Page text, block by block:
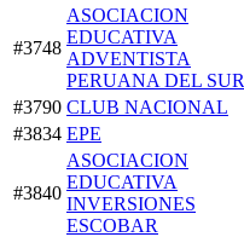
#3748
ASOCIACION
EDUCATIVA
ADVENTISTA
PERUANA DEL SUR
#3790 CLUB NACIONAL
#3834 EPE
#3840
ASOCIACION
EDUCATIVA
INVERSIONES
ESCOBAR